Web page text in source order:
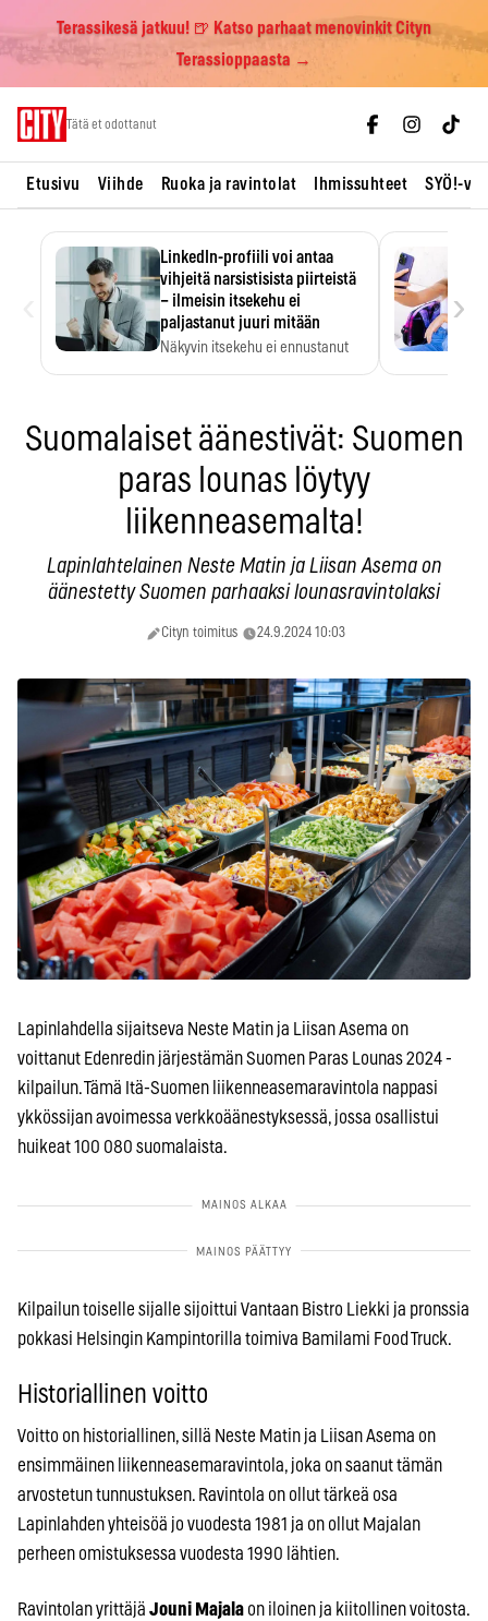
Terassikesä jatkuu! 🍺 Katso parhaat menovinkit Cityn
Terassioppaasta →
Tätä et odottanut
Etusivu Viihde Ruoka ja ravintolat Ihmissuhteet SYÖ!-
LinkedIn-profiili voi antaa
vihjeitä narsistisista piirteistä
– ilmeisin itsekehu ei
paljastanut juuri mitään
Näkyvin itsekehu ei ennustanut
›
Suomalaiset äänestivät: Suomen
paras lounas löytyy
liikenneasemalta!
Lapinlahtelainen Neste Matin ja Liisan Asema on
äänestetty Suomen parhaaksi lounasravintolaksi
Cityn toimitus 24.9.2024 10:03
Lapinlahdella sijaitseva Neste Matin ja Liisan Asema on
voittanut Edenredin järjestämän Suomen Paras Lounas 2024 -
kilpailun. Tämä Itä-Suomen liikenneasemaravintola nappasi
ykkössijan avoimessa verkkoäänestyksessä, jossa osallistui
huikeat 100 080 suomalaista.
Kilpailun toiselle sijalle sijoittui Vantaan Bistro Liekki ja pronssia
pokkasi Helsingin Kampintorilla toimiva Bamilami Food Truck.
Historiallinen voitto
Voitto on historiallinen, sillä Neste Matin ja Liisan Asema on
ensimmäinen liikenneasemaravintola, joka on saanut tämän
arvostetun tunnustuksen. Ravintola on ollut tärkeä osa
Lapinlahden yhteisöä jo vuodesta 1981 ja on ollut Majalan
perheen omistuksessa vuodesta 1990 lähtien.
Ravintolan yrittäjä Jouni Majala on iloinen ja kiitollinen voitosta.